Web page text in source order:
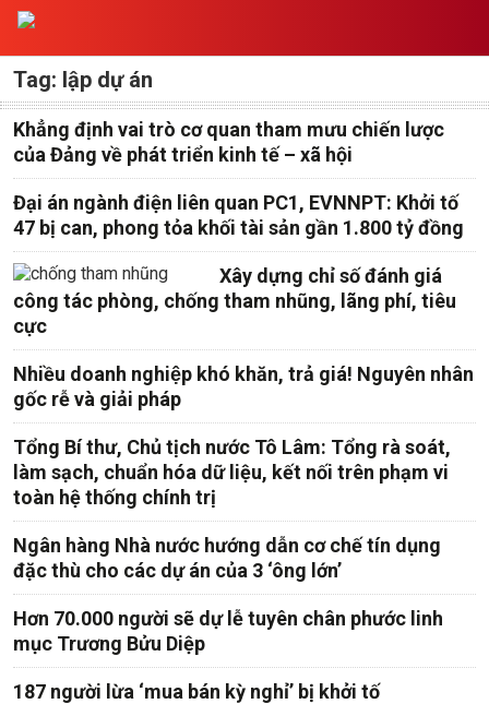
Tag: lập dự án
Khẳng định vai trò cơ quan tham mưu chiến lược
của Đảng về phát triển kinh tế – xã hội
Đại án ngành điện liên quan PC1, EVNNPT: Khởi tố
47 bị can, phong tỏa khối tài sản gần 1.800 tỷ đồng
Xây dựng chỉ số đánh giá
công tác phòng, chống tham nhũng, lãng phí, tiêu
cực
Nhiều doanh nghiệp khó khăn, trả giá! Nguyên nhân
gốc rễ và giải pháp
Tổng Bí thư, Chủ tịch nước Tô Lâm: Tổng rà soát,
làm sạch, chuẩn hóa dữ liệu, kết nối trên phạm vi
toàn hệ thống chính trị
Ngân hàng Nhà nước hướng dẫn cơ chế tín dụng
đặc thù cho các dự án của 3 ‘ông lớn’
Hơn 70.000 người sẽ dự lễ tuyên chân phước linh
mục Trương Bửu Diệp
187 người lừa ‘mua bán kỳ nghỉ’ bị khởi tố